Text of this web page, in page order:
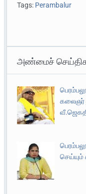
Tags: Perambalur
அண்மைச்
கலைஞர்
செய்யும்